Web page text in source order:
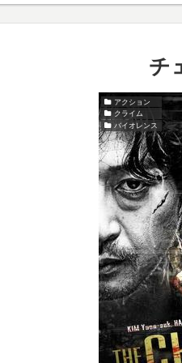
チ
アクション
クライム
バイオレンス